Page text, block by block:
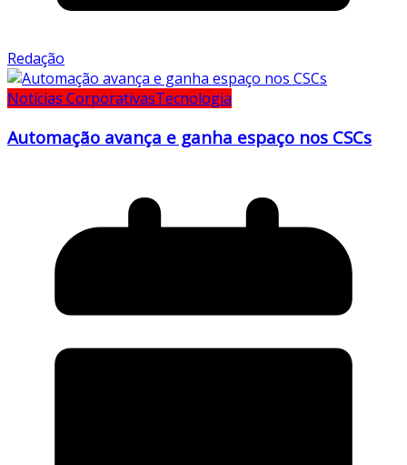
Redação
Notícias CorporativasTecnologia
Automação avança e ganha espaço nos CSCs